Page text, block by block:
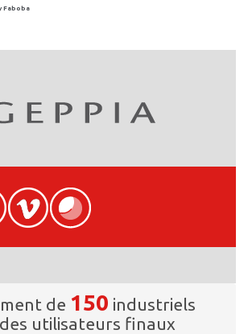
Faboba
de 150 industriels
utilisateurs finaux